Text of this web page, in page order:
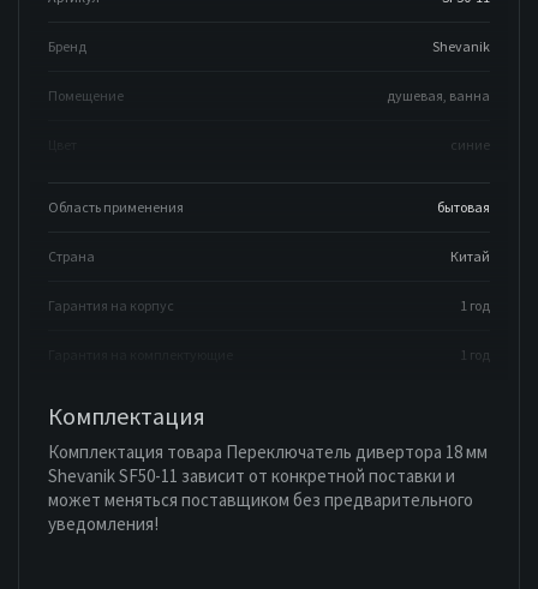
Бренд Shevanik
Помещение душевая, ванна
синие
Область применения бытовая
Страна Китай
Гарантия на корпус 1 год
1 год
Комплектация
Комплектация товара Переключатель дивертора 18 мм
Shevanik SF50-11 зависит от конкретной поставки и
может меняться поставщиком без предварительного
уведомления!